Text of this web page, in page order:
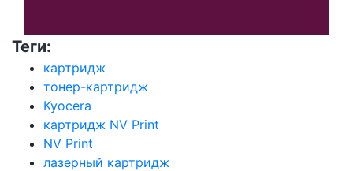
Теги:
картридж
тонер-картридж
Kyocera
картридж NV Print
NV Print
лазерный картридж